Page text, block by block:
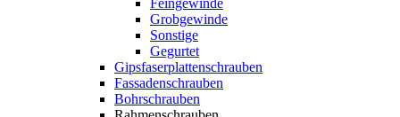
Feingewinde
Grobgewinde
Sonstige
Gegurtet
Gipsfaserplattenschrauben
Fassadenschrauben
Bohrschrauben